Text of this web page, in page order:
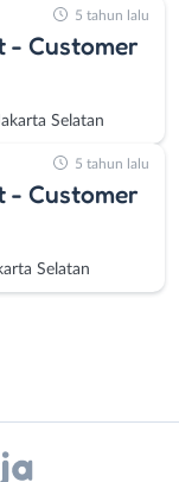
- Customer
Selatan
5 tahun lalu
- Customer
Selatan
5 tahun lalu
Telegram